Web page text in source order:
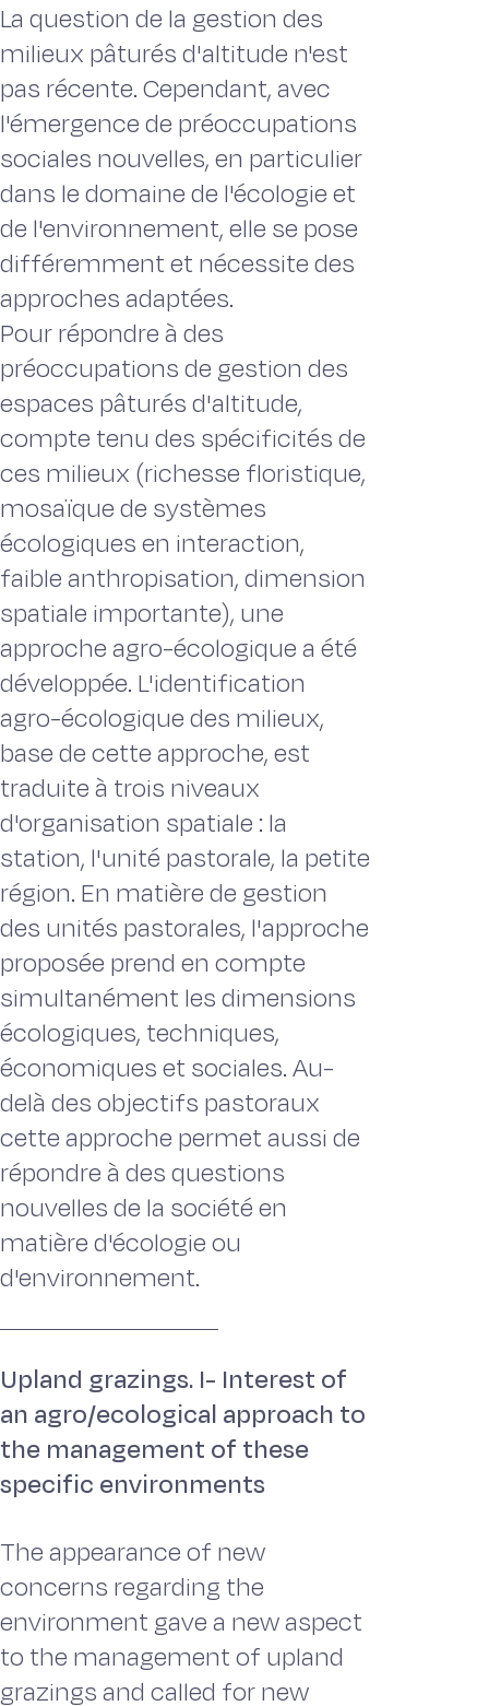
La question de la gestion des
milieux pâturés d'altitude n'est
pas récente. Cependant, avec
l'émergence de préoccupations
sociales nouvelles, en particulier
dans le domaine de l'écologie et
de l'environnement, elle se pose
différemment et nécessite des
approches adaptées.
Pour répondre à des
préoccupations de gestion des
espaces pâturés d'altitude,
compte tenu des spécificités de
ces milieux (richesse floristique,
mosaïque de systèmes
écologiques en interaction,
faible anthropisation, dimension
spatiale importante), une
approche agro-écologique a été
développée. L'identification
agro-écologique des milieux,
base de cette approche, est
traduite à trois niveaux
d'organisation spatiale : la
station, l'unité pastorale, la petite
région. En matière de gestion
des unités pastorales, l'approche
proposée prend en compte
simultanément les dimensions
écologiques, techniques,
économiques et sociales. Au-
delà des objectifs pastoraux
cette approche permet aussi de
répondre à des questions
nouvelles de la société en
matière d'écologie ou
d'environnement.
Upland grazings. I- Interest of
an agro/ecological approach to
the management of these
specific environments
The appearance of new
concerns regarding the
environment gave a new aspect
to the management of upland
grazings and called for new